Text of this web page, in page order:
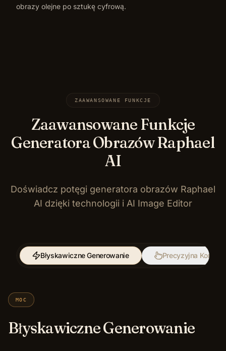
obrazy olejne po sztukę cyfrową.
ZAAWANSOWANE FUNKCJE
Zaawansowane Funkcje
Generatora Obrazów Raphael
AI
Doświadcz potęgi generatora obrazów Raphael
AI dzięki technologii i AI Image Editor
Błyskawiczne Generowanie Precyzyjna
MOC
Błyskawiczne Generowanie